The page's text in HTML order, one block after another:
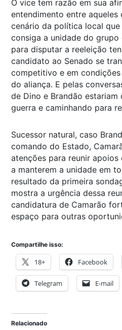
O vice tem razão em sua
entendimento entre aqueles
cenário da política local que
consiga a unidade do grupo
para disputar a reeleição
candidato ao Senado se
competitivo e em
do aliança. E pelas
de Dino e Brandão
guerra e caminhando para
Sucessor natural, caso
comando do Estado,
atenções para reunir
a manterem a unidade em
resultado da primeira
mostra a urgência dessa
candidatura de Camarão
espaço para outras
Compartilhe isso:
18+ Facebook
Telegram E-mail
Relacionado